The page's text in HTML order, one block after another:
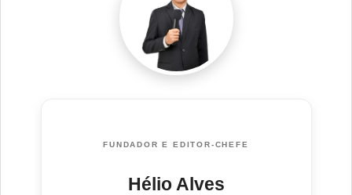
FUNDADOR E EDITOR-CHEFE
Hélio Alves